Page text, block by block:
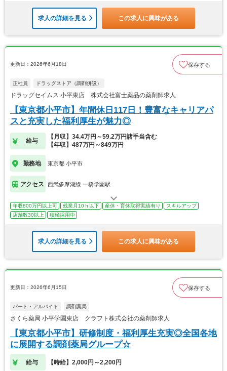
求人の詳細を見る この求人に興味がある
更新日：2026年6月18日 保存する
正社員 ドラッグストア（調剤併設）
ドラッグセイムス 小平東店 株式会社富士薬品の薬剤師求人
【東京都小平市】年間休日117日！豊富なキャリアパ
スと充実した福利厚生が魅力◎
給与
【月収】34.4万円～59.2万円諸手当含む
【年収】487万円～849万円
勤務地 東京都 小平市
アクセス 西武多摩湖線 一橋学園駅
年収800万円以上可 残業月10ｈ以下 産休・育休取得実績有り
スキルアップ
店舗数30以上
積極採用中
求人の詳細を見る この求人に興味がある
更新日：2026年6月15日 保存する
パート・アルバイト 調剤薬局
さくら薬局 小平学園東店 クラフト株式会社の薬剤師求人
【東京都小平市】研修制度・福利厚生充実◎全国各地
に展開する調剤薬局グループ☆
給与 【時給】2,000円～2,200円